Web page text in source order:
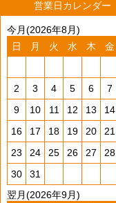
営業日カレンダー
今月(2026年8月)
日
月 火 水 木 金
2
3 4 5 6 7
9
10 11 12 13 14
16
17 18 19 20 21
23
24 25 26 27 28
30
31
翌月(2026年9月)